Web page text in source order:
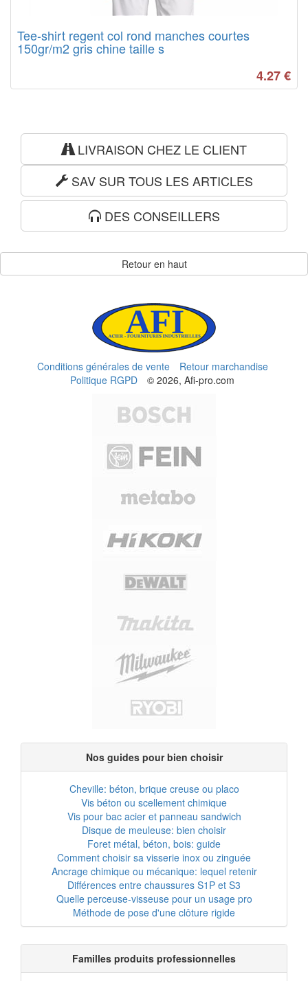
Tee-shirt regent col rond manches courtes
150gr/m2 gris chine taille s
4.27€
LIVRAISON CHEZ LE CLIENT
SAV SUR TOUS LES ARTICLES
DES CONSEILLERS
Retour en haut
Conditions générales de vente
Retour marchandise
Politique RGPD
© 2026, Afi-pro.com
Nos guides pour bien choisir
Cheville: béton, brique creuse ou placo
Vis béton ou scellement chimique
Vis pour bac acier et panneau sandwich
Disque de meuleuse: bien choisir
Foret métal, béton, bois: guide
Comment choisir sa visserie inox ou zinguée
Ancrage chimique ou mécanique: lequel retenir
Différences entre chaussures S1P et S3
Quelle perceuse-visseuse pour un usage pro
Méthode de pose d'une clôture rigide
Familles produits professionnelles